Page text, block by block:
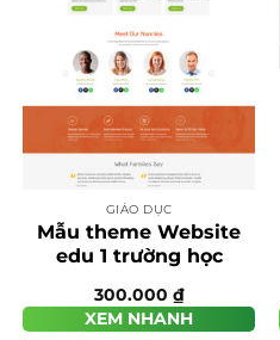
GIÁO DỤC
Mẫu theme Website
edu 1 trường học
300.000 ₫
XEM NHANH